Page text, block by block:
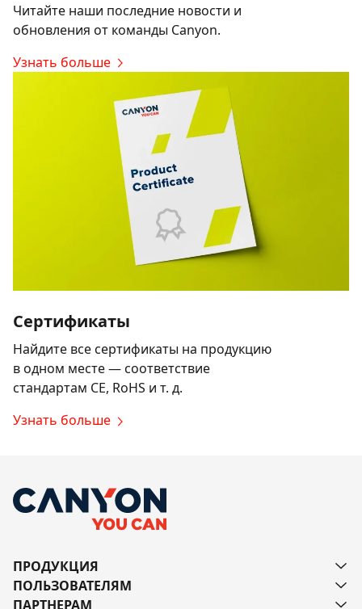
Читайте наши последние новости и
обновления от команды Canyon.
Узнать больше
Сертификаты
Найдите все сертификаты на продукцию
в одном месте — соответствие
стандартам CE, RoHS и т. д.
Узнать больше
ПРОДУКЦИЯ
ПОЛЬЗОВАТЕЛЯМ
ПАРТНЕРАМ